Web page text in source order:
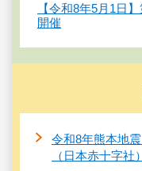
【令和8年5月1日
開催
令和8年熊本地
（日本赤十字社）